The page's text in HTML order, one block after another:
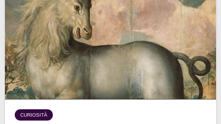
CURIOSITÀ